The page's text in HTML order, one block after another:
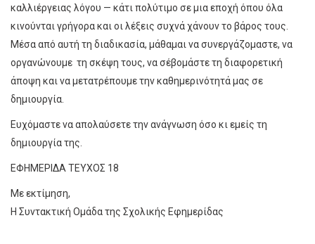
καλλιέργειας λόγου — κάτι πολύτιμο σε μια εποχή όπου όλα
κινούνται γρήγορα και οι λέξεις συχνά χάνουν το βάρος τους.
Μέσα από αυτή τη διαδικασία, μάθαμαι να συνεργάζομαστε, να
οργανώνουμε τη σκέψη τους, να σέβομάστε τη διαφορετική
άποψη και να μετατρέπουμε την καθημερινότητά μας σε
δημιουργία.
Ευχόμαστε να απολαύσετε την ανάγνωση όσο κι εμείς τη
δημιουργία της.
ΕΦΗΜΕΡΙΔΑ ΤΕΥΧΟΣ 18
Με εκτίμηση,
Η Συντακτική Ομάδα της Σχολικής Εφημερίδας